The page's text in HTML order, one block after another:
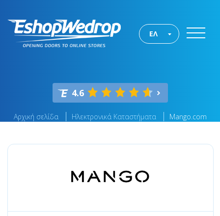
ΕΛ
4.6
Αρχική σελίδα Ηλεκτρονικά Καταστήματα Mango.com